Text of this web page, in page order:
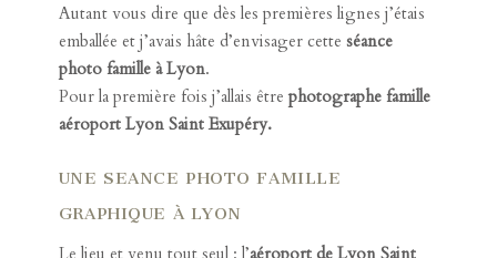
Autant vous dire que dès les premières lignes j’étais
emballée et j’avais hâte d’envisager cette séance
photo famille à Lyon.
Pour la première fois j’allais être photographe famille
aéroport Lyon Saint Exupéry.
UNE SEANCE PHOTO FAMILLE
GRAPHIQUE À LYON